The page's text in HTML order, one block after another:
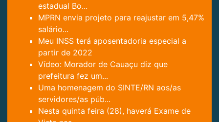
estadual Bo...
MPRN envia projeto para reajustar em 5,47%
salário...
Meu INSS terá aposentadoria especial a
partir de 2022
Vídeo: Morador de Cauaçu diz que
prefeitura fez um...
Uma homenagem do SINTE/RN aos/as
servidores/as púb...
Nesta quinta feira (28), haverá Exame de